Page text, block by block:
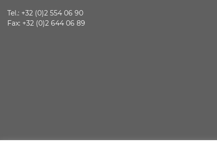
Tel.: +32 (0)2 554 06 90
Fax: +32 (0)2 644 06 89